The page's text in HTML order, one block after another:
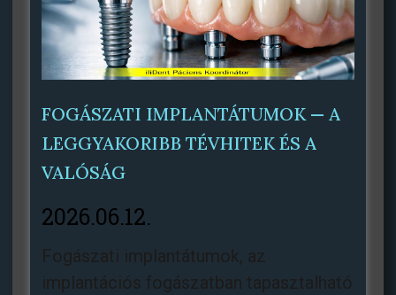
FOGÁSZATI IMPLANTÁTUMOK — A
LEGGYAKORIBB TÉVHITEK ÉS A
VALÓSÁG
2026.06.12.
Fogászati ​​implantátumok, az
implantációs fogászatban tapasztalható